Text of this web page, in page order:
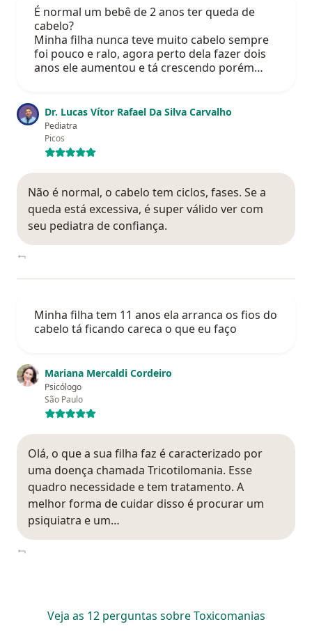
É normal um bebê de 2 anos ter queda de
cabelo?
Minha filha nunca teve muito cabelo sempre
foi pouco e ralo, agora perto dela fazer dois
anos ele aumentou e tá crescendo porém…
Dr. Lucas Vítor Rafael Da Silva Carvalho
Pediatra
Picos
Não é normal, o cabelo tem ciclos, fases. Se a
queda está excessiva, é super válido ver com
seu pediatra de confiança.
Minha filha tem 11 anos ela arranca os fios do
cabelo tá ficando careca o que eu faço
Mariana Mercaldi Cordeiro
Psicólogo
São Paulo
Olá, o que a sua filha faz é caracterizado por
uma doença chamada Tricotilomania. Esse
quadro necessidade e tem tratamento. A
melhor forma de cuidar disso é procurar um
psiquiatra e um…
Veja as 12 perguntas sobre Toxicomanias